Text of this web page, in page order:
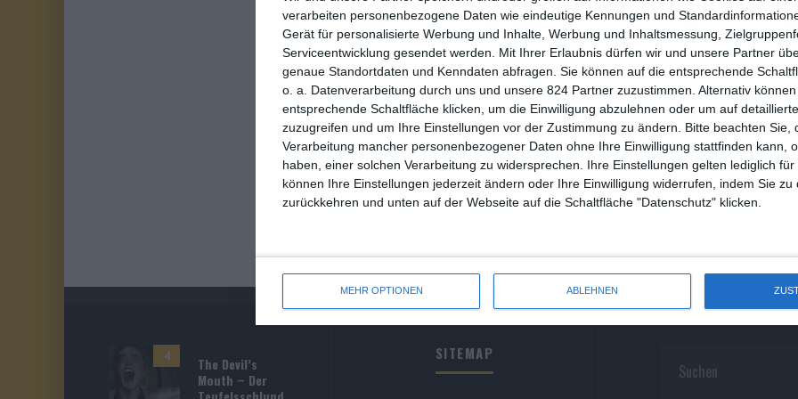
verarbeiten personenbezogene Daten wie eindeutige Kennungen und
Gerät für personalisierte Werbung und Inhalte, Werbung und Inhaltsmessung,
Serviceentwicklung gesendet werden.
Mit Ihrer Erlaubnis dürfen wir und unsere Partner
genaue Standortdaten und Kenndaten abfragen. Sie können auf die entsprechende
o. a. Datenverarbeitung durch uns und unsere 824 Partner zuzustimmen. Alternativ
entsprechende Schaltfläche klicken, um die Einwilligung abzulehnen oder um auf
zuzugreifen und um Ihre Einstellungen vor der Zustimmung zu ändern.
Bitte beachten Sie,
Verarbeitung mancher personenbezogener Daten ohne Ihre Einwilligung stattfinden kann,
haben, einer solchen Verarbeitung zu widersprechen. Ihre Einstellungen gelten lediglich
können Ihre Einstellungen jederzeit ändern oder Ihre Einwilligung widerrufen, indem Sie zu
zurückkehren und unten auf der Webseite auf die Schaltfläche "Datenschutz" klicken.
MEHR OPTIONEN ABLEHNEN
4
The Devil’s
Mouth – Der
SITEMAP